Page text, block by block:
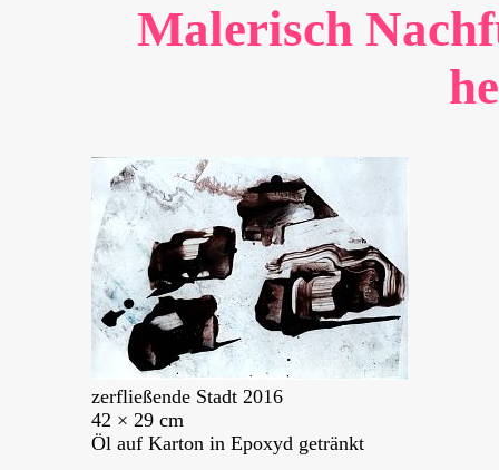
Malerisch
zerfließende Stadt 2016
42 × 29 cm
Öl auf Karton in Epoxyd getränkt